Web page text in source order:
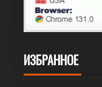
ИЗБРАННОЕ